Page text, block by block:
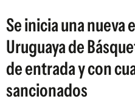
Se inicia una nueva
Uruguaya de
de entrada y con
sancionados